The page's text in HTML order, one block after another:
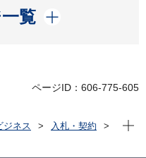
覧
く
ページID：606-775-605
ジネス
入札・契約
現在